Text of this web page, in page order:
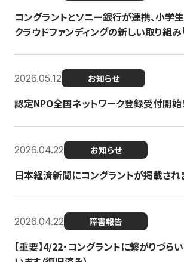
コングラントとソニー銀行が連携、小学
クラウドファンディングの新しい取り組み
2026.05.12 お知らせ
認定NPO全国ネットワーク登録受付開始
2026.04.22 お知らせ
日本経済新聞にコングラントが掲載され
2026.04.22 障害報告
【重要】4/22・コングラントに繋がりづら